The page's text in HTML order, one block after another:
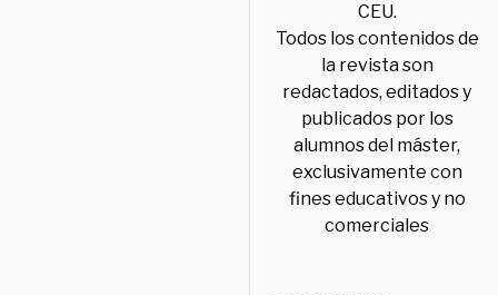
CEU.
Todos los contenidos de
la revista son
redactados, editados y
publicados por los
alumnos del máster,
exclusivamente con
fines educativos y no
comerciales